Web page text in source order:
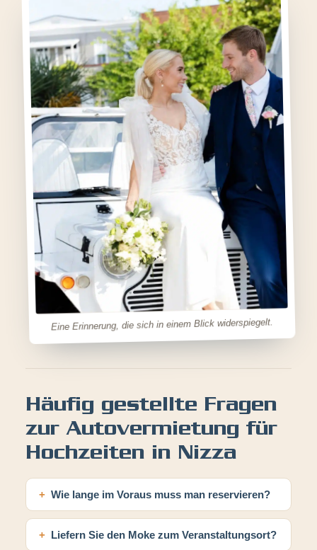
Eine Erinnerung, die sich in einem Blick widerspiegelt.
Häufig gestellte Fragen
zur Autovermietung für
Hochzeiten in Nizza
Wie lange im Voraus muss man reservieren?
Liefern Sie den Moke zum Veranstaltungsort?